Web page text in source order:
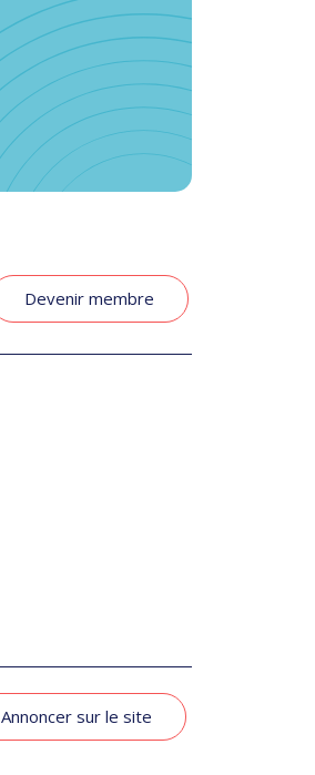
Devenir membre
Annoncer sur le site